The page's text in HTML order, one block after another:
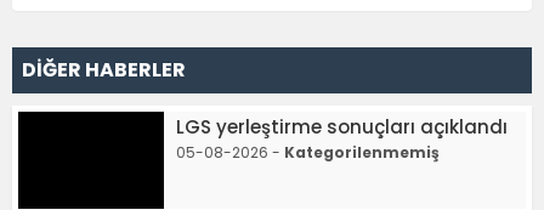
DİĞER HABERLER
LGS yerleştirme sonuçları açıklandı
05-08-2026 - Kategorilenmemiş